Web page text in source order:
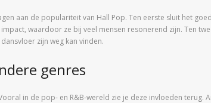
aan de populariteit van Hall Pop. Ten eerste sluit het
waardoor ze bij veel mensen resonerend zijn. Ten
zijn weg kan vinden.
genres
in de pop- en R&B-wereld zie je deze invloeden terug.